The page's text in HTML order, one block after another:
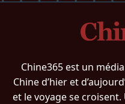
Chine365 est un
Chine d’hier et
et le voyage se